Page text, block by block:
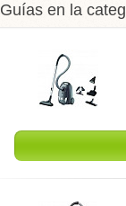
Guías en la